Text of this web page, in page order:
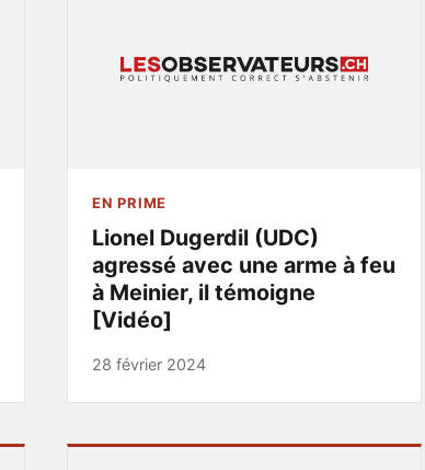
EN PRIME
Lionel Dugerdil (UDC)
agressé avec une arme à feu
à Meinier, il témoigne
[Vidéo]
28 février 2024